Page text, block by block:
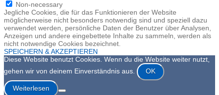
Non-necessary
Jegliche Cookies, die für das Funktionieren der Website
möglicherweise nicht besonders notwendig sind und speziell dazu
verwendet werden, persönliche Daten der Benutzer über Analysen,
Anzeigen und andere eingebettete Inhalte zu sammeln, werden als
nicht notwendige Cookies bezeichnet.
SPEICHERN & AKZEPTIEREN
Diese Website benutzt Cookies. Wenn du die Website weiter nutzt,
gehen wir von deinem Einverständnis aus.
OK
Weiterlesen